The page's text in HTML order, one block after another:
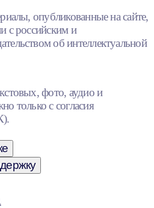
опубликованные на сайте,
с российским и
об интеллектуальной
фото, аудио и
только с согласия